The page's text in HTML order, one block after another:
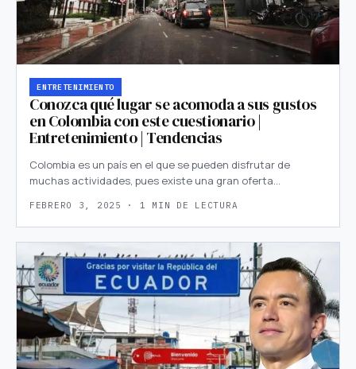
ENTRETENIMIENTO
Conozca qué lugar se acomoda a sus gustos
en Colombia con este cuestionario |
Entretenimiento | Tendencias
Colombia es un país en el que se pueden disfrutar de
muchas actividades, pues existe una gran oferta…
FEBRERO 3, 2025 · 1 MIN DE LECTURA